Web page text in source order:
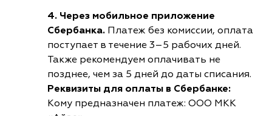
4. Через мобильное приложение
Сбербанка. Платеж без комиссии, оплата
поступает в течение 3–5 рабочих дней.
Также рекомендуем оплачивать не
позднее, чем за 5 дней до даты списания.
Реквизиты для оплаты в Сбербанке:
Кому предназначен платеж: ООО МКК